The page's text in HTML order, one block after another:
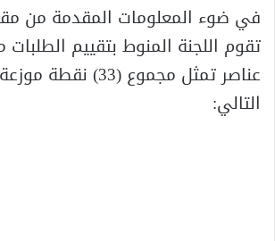
في ضوء المعلومات المقدمة من
تقوم اللجنة المنوط بتقييم الطلبات
عناصر تمثل مجموع (33)
التالي: